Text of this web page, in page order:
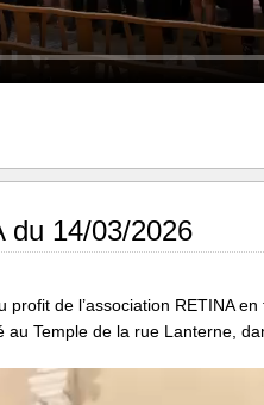
du 14/03/2026
profit de l’association RETINA
Temple de la rue Lanterne,